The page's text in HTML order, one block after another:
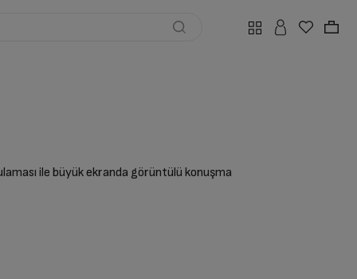
ile büyük ekranda görüntülü konuşma